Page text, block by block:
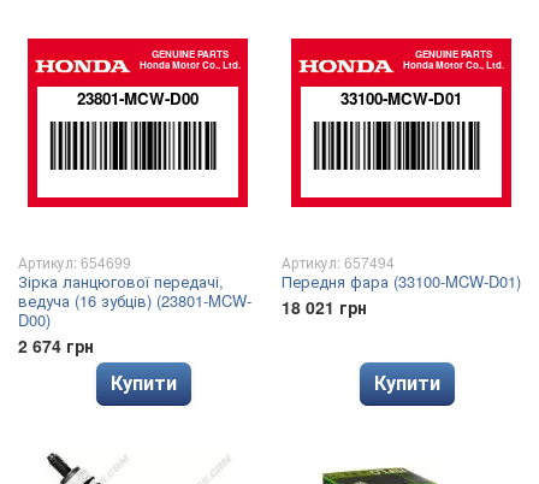
GENUINE PARTS
Honda Motor Co., Ltd.
23801-MCW-D00
Артикул: 654699
Зірка ланцюгової передачі,
ведуча (16 зубців) (23801-MCW-
D00)
2 674 грн
Купити
GENUINE PARTS
Honda Motor Co., Ltd.
33100-MCW-D01
Артикул: 657494
Передня фара (33100-MCW-D01)
18 021 грн
Купити